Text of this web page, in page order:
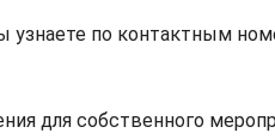
узнаете по контактным
для собственного